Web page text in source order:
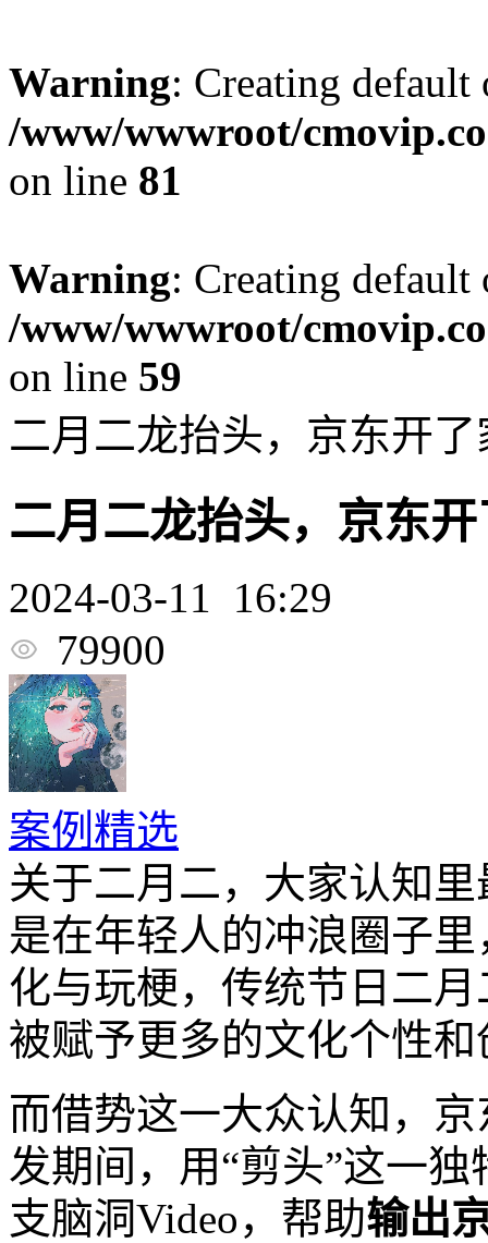
Warning: Creating
/www/wwwroot/
on line 81
Warning: Creating
/www/wwwroot/
on line 59
二月二龙抬头，京东开
二月二龙抬头，京东
2024-03-11 16:29
79900
案例精选
关于二月二，大家认知
是在年轻人的冲浪圈子
化与玩梗，传统节日二
被赋予更多的文化个性和
而借势这一大众认知，
发期间，用“剪头”这一
支脑洞Video，帮助输出